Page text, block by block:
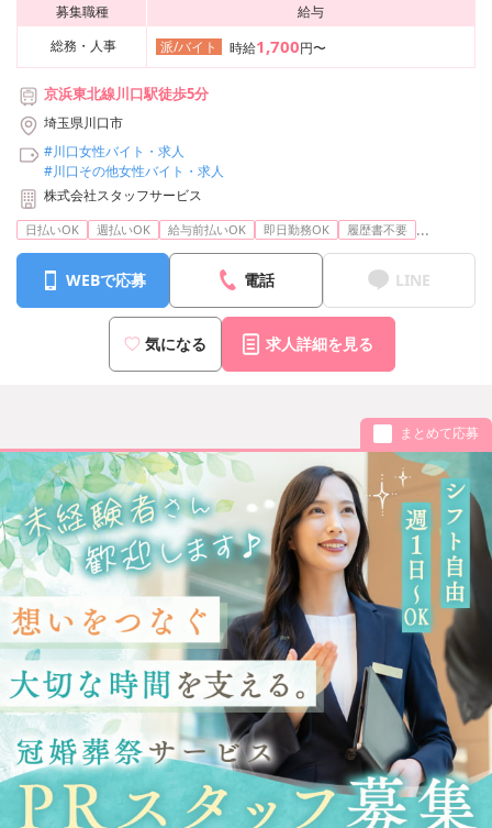
募集職種
給与
総務・人事
派/バイト 時給1,700円〜
京浜東北線川口駅徒歩5分
埼玉県川口市
#川口女性バイト・求人
#川口その他女性バイト・求人
株式会社スタッフサービス
日払いOK 週払いOK 給与前払いOK 即日勤務OK 履歴書不要 ...
WEBで応募 電話 LINE
気になる 求人詳細を見る
まとめて応募